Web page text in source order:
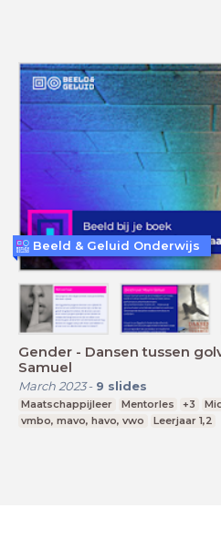
Gender - Dansen tussen
Samuel
March 2023- 9 slides
Maatschappijleer Mentorles +3
vmbo, mavo, havo, vwo
Leerjaar 1,2
Beeld & Geluid Onderwijs